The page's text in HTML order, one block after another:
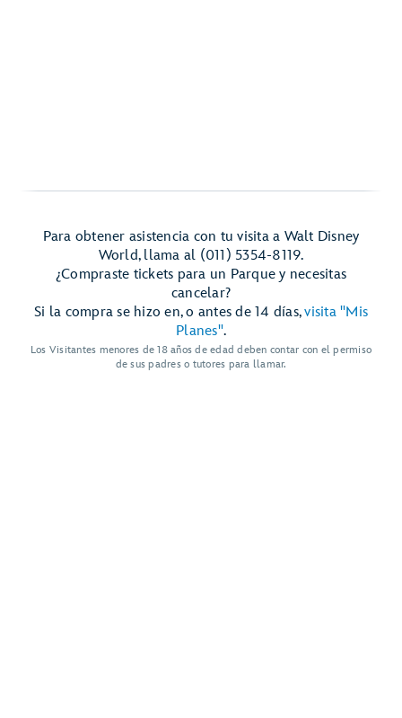
Para obtener asistencia con tu visita a Walt Disney
World, llama al (011) 5354-8119.
¿Compraste tickets para un Parque y necesitas
cancelar?
Si la compra se hizo en, o antes de 14 días,visita "Mis
Planes".
Los Visitantes menores de 18 años de edad deben contar con el permiso
de sus padres o tutores para llamar.